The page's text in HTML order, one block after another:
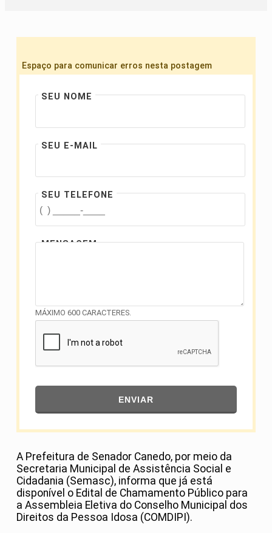
Espaço para comunicar erros nesta postagem
SEU NOME
SEU E-MAIL
SEU TELEFONE
MENSAGEM
MÁXIMO 600 CARACTERES.
ENVIAR
A Prefeitura de Senador Canedo, por meio da
Secretaria Municipal de Assistência Social e
Cidadania (Semasc), informa que já está
disponível o Edital de Chamamento Público para
a Assembleia Eletiva do Conselho Municipal dos
Direitos da Pessoa Idosa (COMDIPI).